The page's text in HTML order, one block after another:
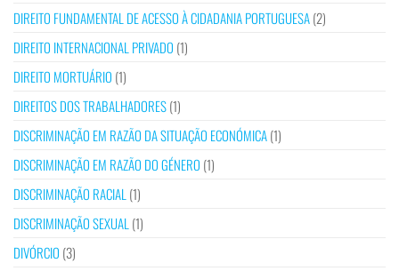
DIREITO FUNDAMENTAL DE ACESSO À CIDADANIA PORTUGUESA(2)
DIREITO INTERNACIONAL PRIVADO (1)
DIREITO MORTUÁRIO (1)
DIREITOS DOS TRABALHADORES(1)
DISCRIMINAÇÃO EM RAZÃO DA SITUAÇÃO ECONÓMICA(1)
DISCRIMINAÇÃO EM RAZÃO DO GÉNERO (1)
DISCRIMINAÇÃO RACIAL (1)
DISCRIMINAÇÃO SEXUAL (1)
DIVÓRCIO (3)